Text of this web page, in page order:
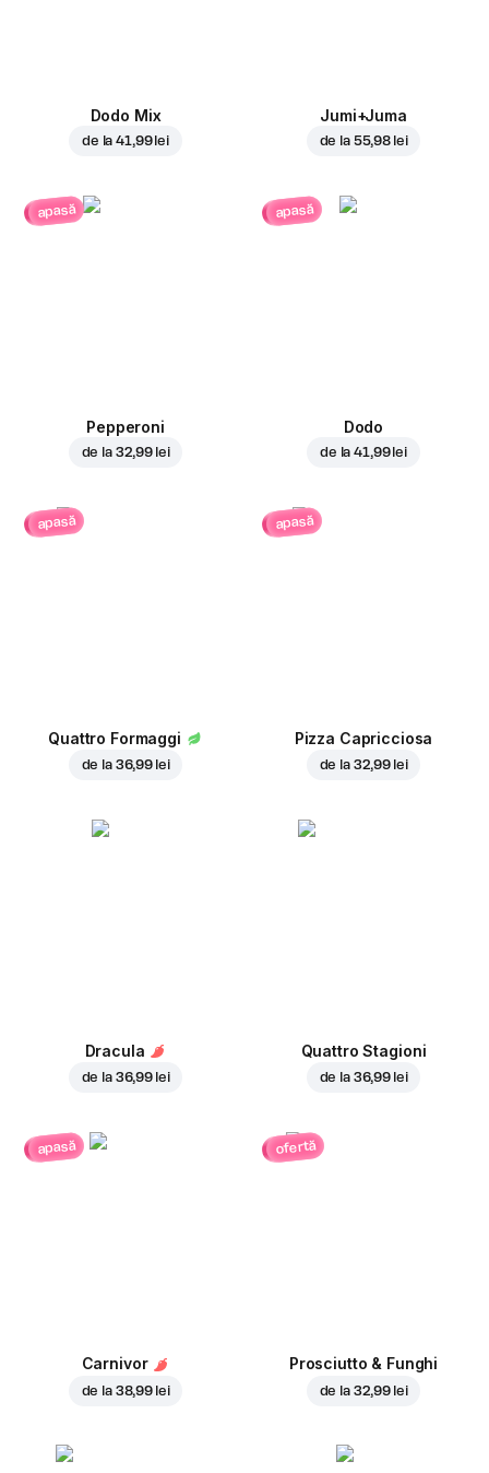
Dodo Mix
de la41,99 lei
Jumi+Juma
de la 55,98 lei
apasă
Pepperoni
de la 32,99 lei
apasă
Dodo
de la41,99 lei
apasă
Quattro Formaggi
de la 36,99 lei
apasă
Pizza Capricciosa
de la 32,99 lei
Dracula
de la 36,99 lei
Quattro Stagioni
de la 36,99 lei
apasă
Carnivor
de la 38,99 lei
ofertă
Prosciutto & Funghi
de la 32,99 lei